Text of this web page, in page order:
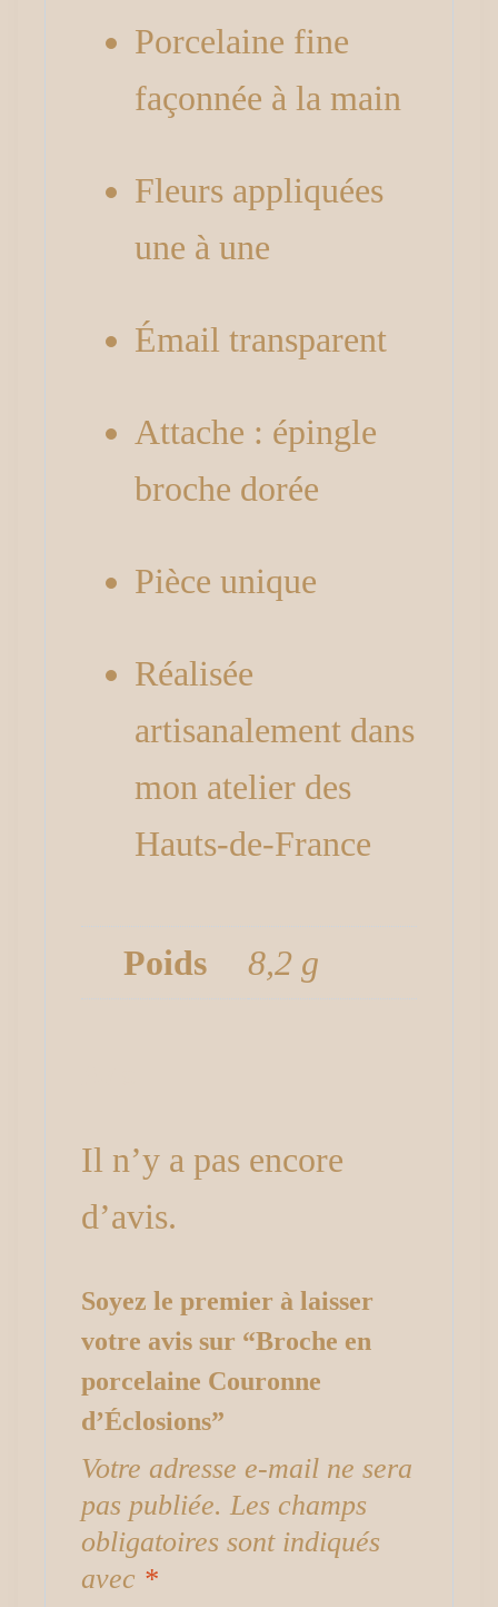
Porcelaine fine
façonnée à la main
Fleurs appliquées
une à une
Émail transparent
Attache : épingle
broche dorée
Pièce unique
Réalisée
artisanalement dans
mon atelier des
Hauts-de-France
Poids 8,2 g
Il n’y a pas encore
d’avis.
Soyez le premier à laisser
votre avis sur “Broche en
porcelaine Couronne
d’Éclosions”
Votre adresse e-mail ne sera
pas publiée. Les champs
obligatoires sont indiqués
avec *